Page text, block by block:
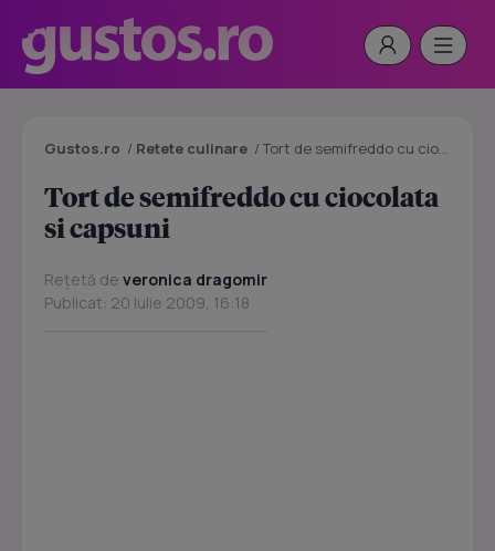
Gustos.ro / Retete culinare /Tort de semifreddo cu ciocolata si capsuni
Tort de semifreddo cu ciocolata
si capsuni
Rețetă de veronica dragomir
Publicat: 20 Iulie 2009, 16:18